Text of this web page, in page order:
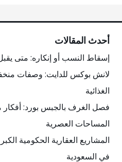
أحدث المقالات
إسقاط النسب أو إنكاره: متى
لانش بوكس للدايت: وصفات
الغذائية
فصل الغرف بالجبس بورد: أفكار
المساحات العصرية
المشاريع العقارية الحكومية
في السعودية